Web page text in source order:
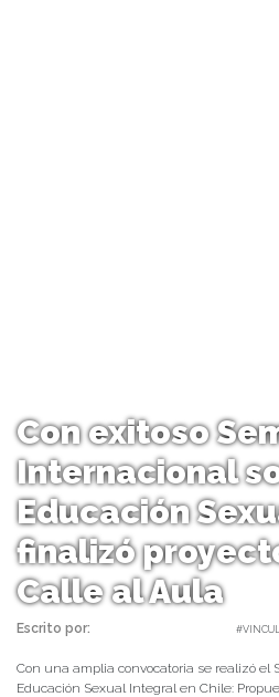
Con exitoso
Internacional
Educación
finalizó
Calle al Aula
Escrito por:
Con una amplia convocatoria se realizó el
Educación Sexual Integral en Chile: